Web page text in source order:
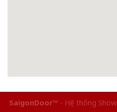
SaigonDoor™ - Hệ thống